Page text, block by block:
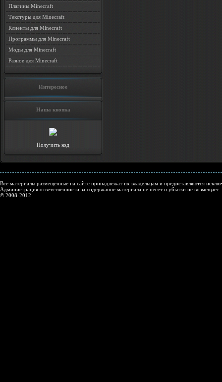
Плагины Minecraft
Текстуры для Minecraft
Клиенты для Minecraft
Программы для Minecraft
Моды для Minecraft
Разное для Minecraft
Интересное
Наша кнопка
Получить код
Все материалы размещенные на сайте принадлежат их владельцам и предоставляются
Администрация ответственности за содержание материала не несет и убытки не возмещает.
© 2008-2012